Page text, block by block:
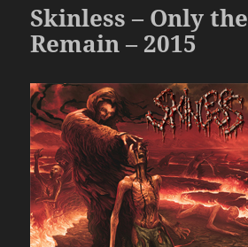
Skinless – Only
Remain – 2015